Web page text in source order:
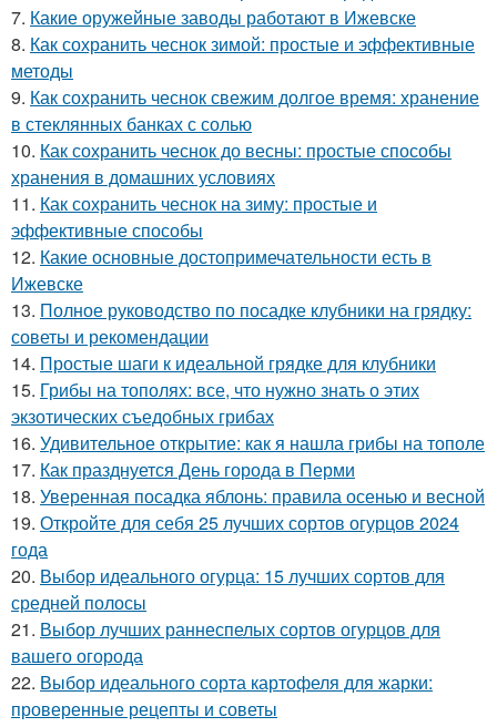
7. Какие оружейные заводы работают в Ижевске
8. Как сохранить чеснок зимой: простые и эффективные
методы
9. Как сохранить чеснок свежим долгое время: хранение
в стеклянных банках с солью
10. Как сохранить чеснок до весны: простые способы
хранения в домашних условиях
11. Как сохранить чеснок на зиму: простые и
эффективные способы
12. Какие основные достопримечательности есть в
Ижевске
13. Полное руководство по посадке клубники на грядку:
советы и рекомендации
14. Простые шаги к идеальной грядке для клубники
15. Грибы на тополях: все, что нужно знать о этих
экзотических съедобных грибах
16. Удивительное открытие: как я нашла грибы на тополе
17. Как празднуется День города в Перми
18. Уверенная посадка яблонь: правила осенью и весной
19. Откройте для себя 25 лучших сортов огурцов 2024
года
20. Выбор идеального огурца: 15 лучших сортов для
средней полосы
21. Выбор лучших раннеспелых сортов огурцов для
вашего огорода
22. Выбор идеального сорта картофеля для жарки:
проверенные рецепты и советы